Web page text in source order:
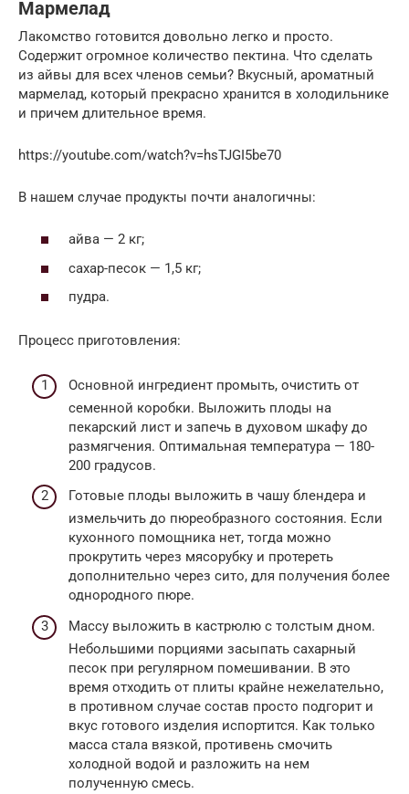
Мармелад
Лакомство готовится довольно легко и просто.
Содержит огромное количество пектина. Что сделать
из айвы для всех членов семьи? Вкусный, ароматный
мармелад, который прекрасно хранится в холодильнике
и причем длительное время.
https://youtube.com/watch?v=hsTJGI5be70
В нашем случае продукты почти аналогичны:
айва — 2 кг;
сахар-песок — 1,5 кг;
пудра.
Процесс приготовления:
Основной ингредиент промыть, очистить от
семенной коробки. Выложить плоды на
пекарский лист и запечь в духовом шкафу до
размягчения. Оптимальная температура — 180-
200 градусов.
Готовые плоды выложить в чашу блендера и
измельчить до пюреобразного состояния. Если
кухонного помощника нет, тогда можно
прокрутить через мясорубку и протереть
дополнительно через сито, для получения более
однородного пюре.
Массу выложить в кастрюлю с толстым дном.
Небольшими порциями засыпать сахарный
песок при регулярном помешивании. В это
время отходить от плиты крайне нежелательно,
в противном случае состав просто подгорит и
вкус готового изделия испортится. Как только
масса стала вязкой, противень смочить
холодной водой и разложить на нем
полученную смесь.